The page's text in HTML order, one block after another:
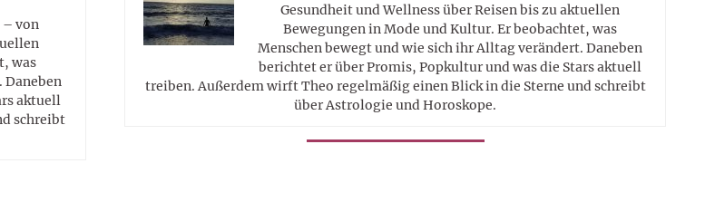
– von
was
Daneben
aktuell
schreibt
Gesundheit und Wellness über Reisen bis zu aktuellen
Bewegungen in Mode und Kultur. Er beobachtet, was
Menschen bewegt und wie sich ihr Alltag verändert. Daneben
berichtet er über Promis, Popkultur und was die Stars aktuell
treiben. Außerdem wirft Theo regelmäßig einen Blick in die Sterne und schreibt
über Astrologie und Horoskope.